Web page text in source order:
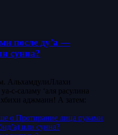
после ду’а —
сунна?
АльхамдулиЛлахи
с-саламу ‘аля расулина
аджмаин! А затем:
о Протирание лица руками
или сунна?